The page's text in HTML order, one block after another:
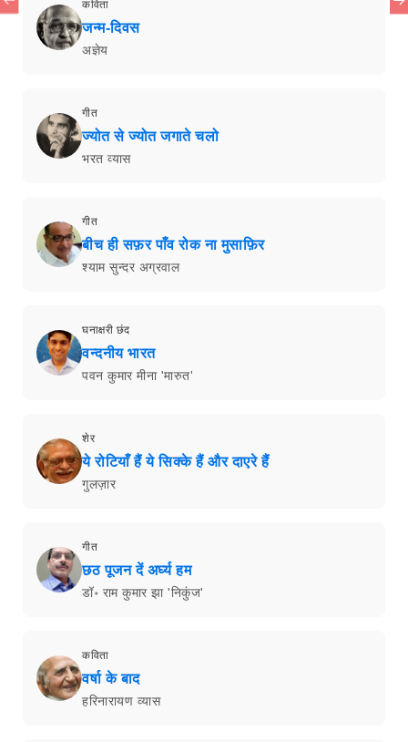
कविता
जन्म-दिवस
अज्ञेय
गीत
ज्योत से ज्योत जगाते चलो
भरत व्यास
गीत
बीच ही सफ़र पाँव रोक ना मुसाफ़िर
श्याम सुन्दर अग्रवाल
घनाक्षरी छंद
वन्दनीय भारत
पवन कुमार मीना 'मारुत'
शेर
ये रोटियाँ हैं ये सिक्के हैं और दाएरे हैं
गुलज़ार
गीत
छठ पूजन दें अर्घ्य हम
डॉ॰ राम कुमार झा 'निकुंज'
कविता
वर्षा के बाद
हरिनारायण व्यास